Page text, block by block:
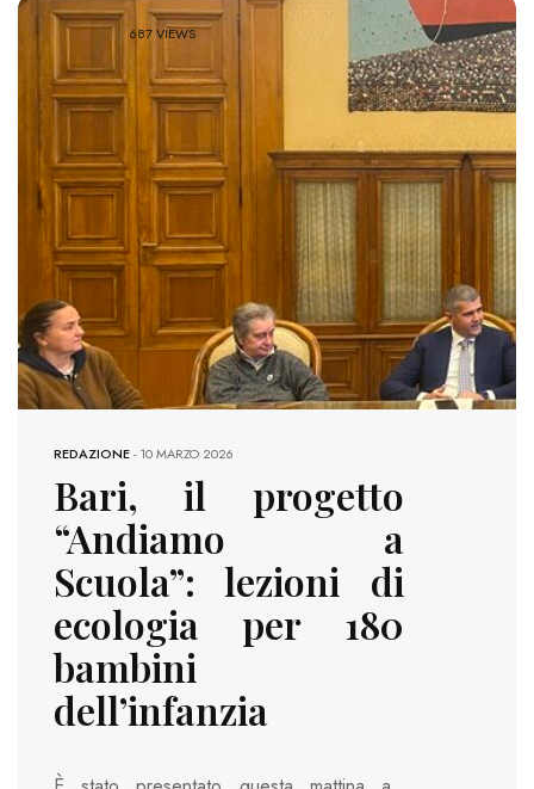
687 VIEWS
REDAZIONE-10 MARZO 2026
Bari, il progetto
“Andiamo a
Scuola”: lezioni di
ecologia per 180
bambini
dell’infanzia